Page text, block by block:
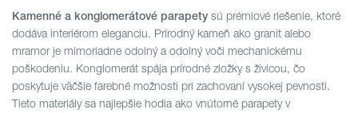
Kamenné a konglomerátové parapety sú prémiové riešenie, ktoré
dodáva interiérom eleganciu. Prírodný kameň ako granit alebo
mramor je mimoriadne odolný a odolný voči mechanickému
poškodeniu. Konglomerát spája prírodné zložky s živicou, čo
poskytuje väčšie farebné možnosti pri zachovaní vysokej pevnosti.
Tieto materiály sa najlepšie hodia ako vnútorné parapety v